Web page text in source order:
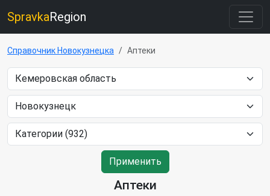
SpravkaRegion
Справочник Новокузнецка Аптеки
Применить
Аптеки